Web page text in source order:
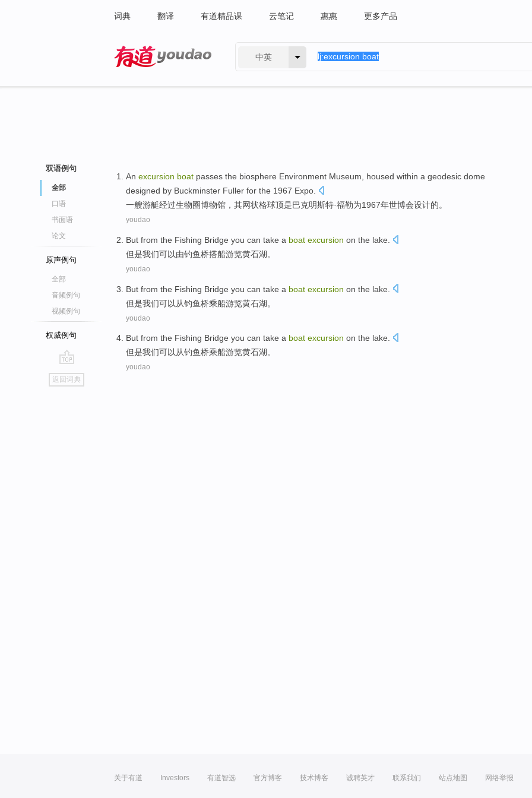
词典 翻译 有道精品课 云笔记 惠惠 更多产品
中英
双语例句
全部
口语
书面语
论文
原声例句
全部
音频例句
视频例句
权威例句
go
top
返回词典
An excursion boat passes the biosphere Environment Museum , housed within a geodesic dome
designed by Buckminster Fuller for the 1967 Expo
一艘游艇经过生物圈博物馆 ，其网状格球顶是巴克明斯特·福勒为1967年世博会设计的。
youdao
But from the Fishing Bridge you can take a boat excursion on the lake
但是我们可以由钓鱼桥搭船游览黄石湖。
youdao
But from the Fishing Bridge you can take a boat excursion on the lake
但是我们可以 从钓鱼桥乘船游览黄石湖。
youdao
But from the Fishing Bridge you can take a boat excursion on the lake.
但是我们可以从钓鱼桥乘船游览黄石湖。
youdao
关于有道 Investors 有道智选 官方博客 技术博客 诚聘英才 联系我们 站点地图 网络举报